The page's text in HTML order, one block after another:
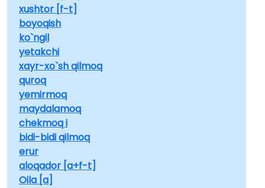
xushtor [f-t]
boyoqish
ko`ngil
yetakchi
xayr-xo`sh qilmoq
quroq
yemirmoq
maydalamoq
chekmoq i
bidi-bidi qilmoq
erur
aloqador [a+f-t]
Oila [a]